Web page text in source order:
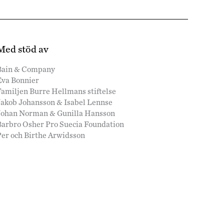
stöd av
& Company
Bonnier
Burre Hellmans stiftelse
Johansson & Isabel Lennse
Norman & Gunilla Hansson
Osher Pro Suecia Foundation
och Birthe Arwidsson